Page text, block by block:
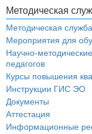
Методическая
Методическая служба
Мероприятия для
Научно-
педагогов
Курсы повышения
Инструкции ГИС ЭО
Документы
Аттестация
Информационные